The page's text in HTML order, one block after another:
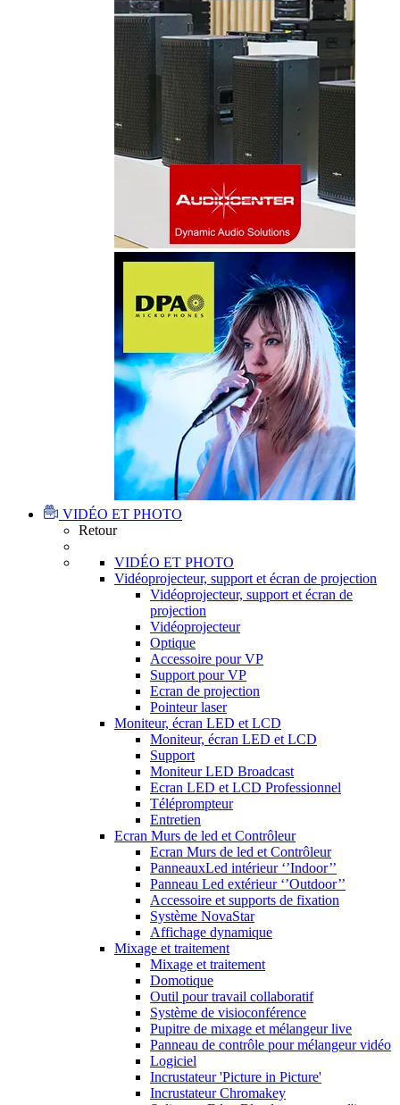
VIDÉO ET PHOTO
Retour
VIDÉO ET PHOTO
Vidéoprojecteur, support et écran de projection
Vidéoprojecteur, support et écran de
projection
Vidéoprojecteur
Optique
Accessoire pour VP
Support pour VP
Ecran de projection
Pointeur laser
Moniteur, écran LED et LCD
Moniteur, écran LED et LCD
Support
Moniteur LED Broadcast
Ecran LED et LCD Professionnel
Téléprompteur
Entretien
Ecran Murs de led et Contrôleur
Ecran Murs de led et Contrôleur
PanneauxLed intérieur ‘’Indoor’’
Panneau Led extérieur ‘’Outdoor’’
Accessoire et supports de fixation
Système NovaStar
Affichage dynamique
Mixage et traitement
Mixage et traitement
Domotique
Outil pour travail collaboratif
Système de visioconférence
Pupitre de mixage et mélangeur live
Panneau de contrôle pour mélangeur vidéo
Logiciel
Incrustateur 'Picture in Picture'
Incrustateur Chromakey